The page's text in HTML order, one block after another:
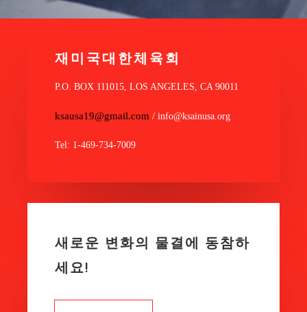
재미국대한체육회
P.O. BOX 111015, LOS ANGELES, CA 90011
ksausa19@gmail.com / info@ksainusa.org
Tel: 1-469-734-7009
새로운 변화의 물결에 동참하
세요!